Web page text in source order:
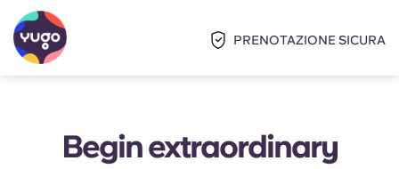
PRENOTAZIONE SICURA
Begin extraordinary